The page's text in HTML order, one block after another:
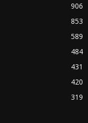
906
853
589
484
431
420
319